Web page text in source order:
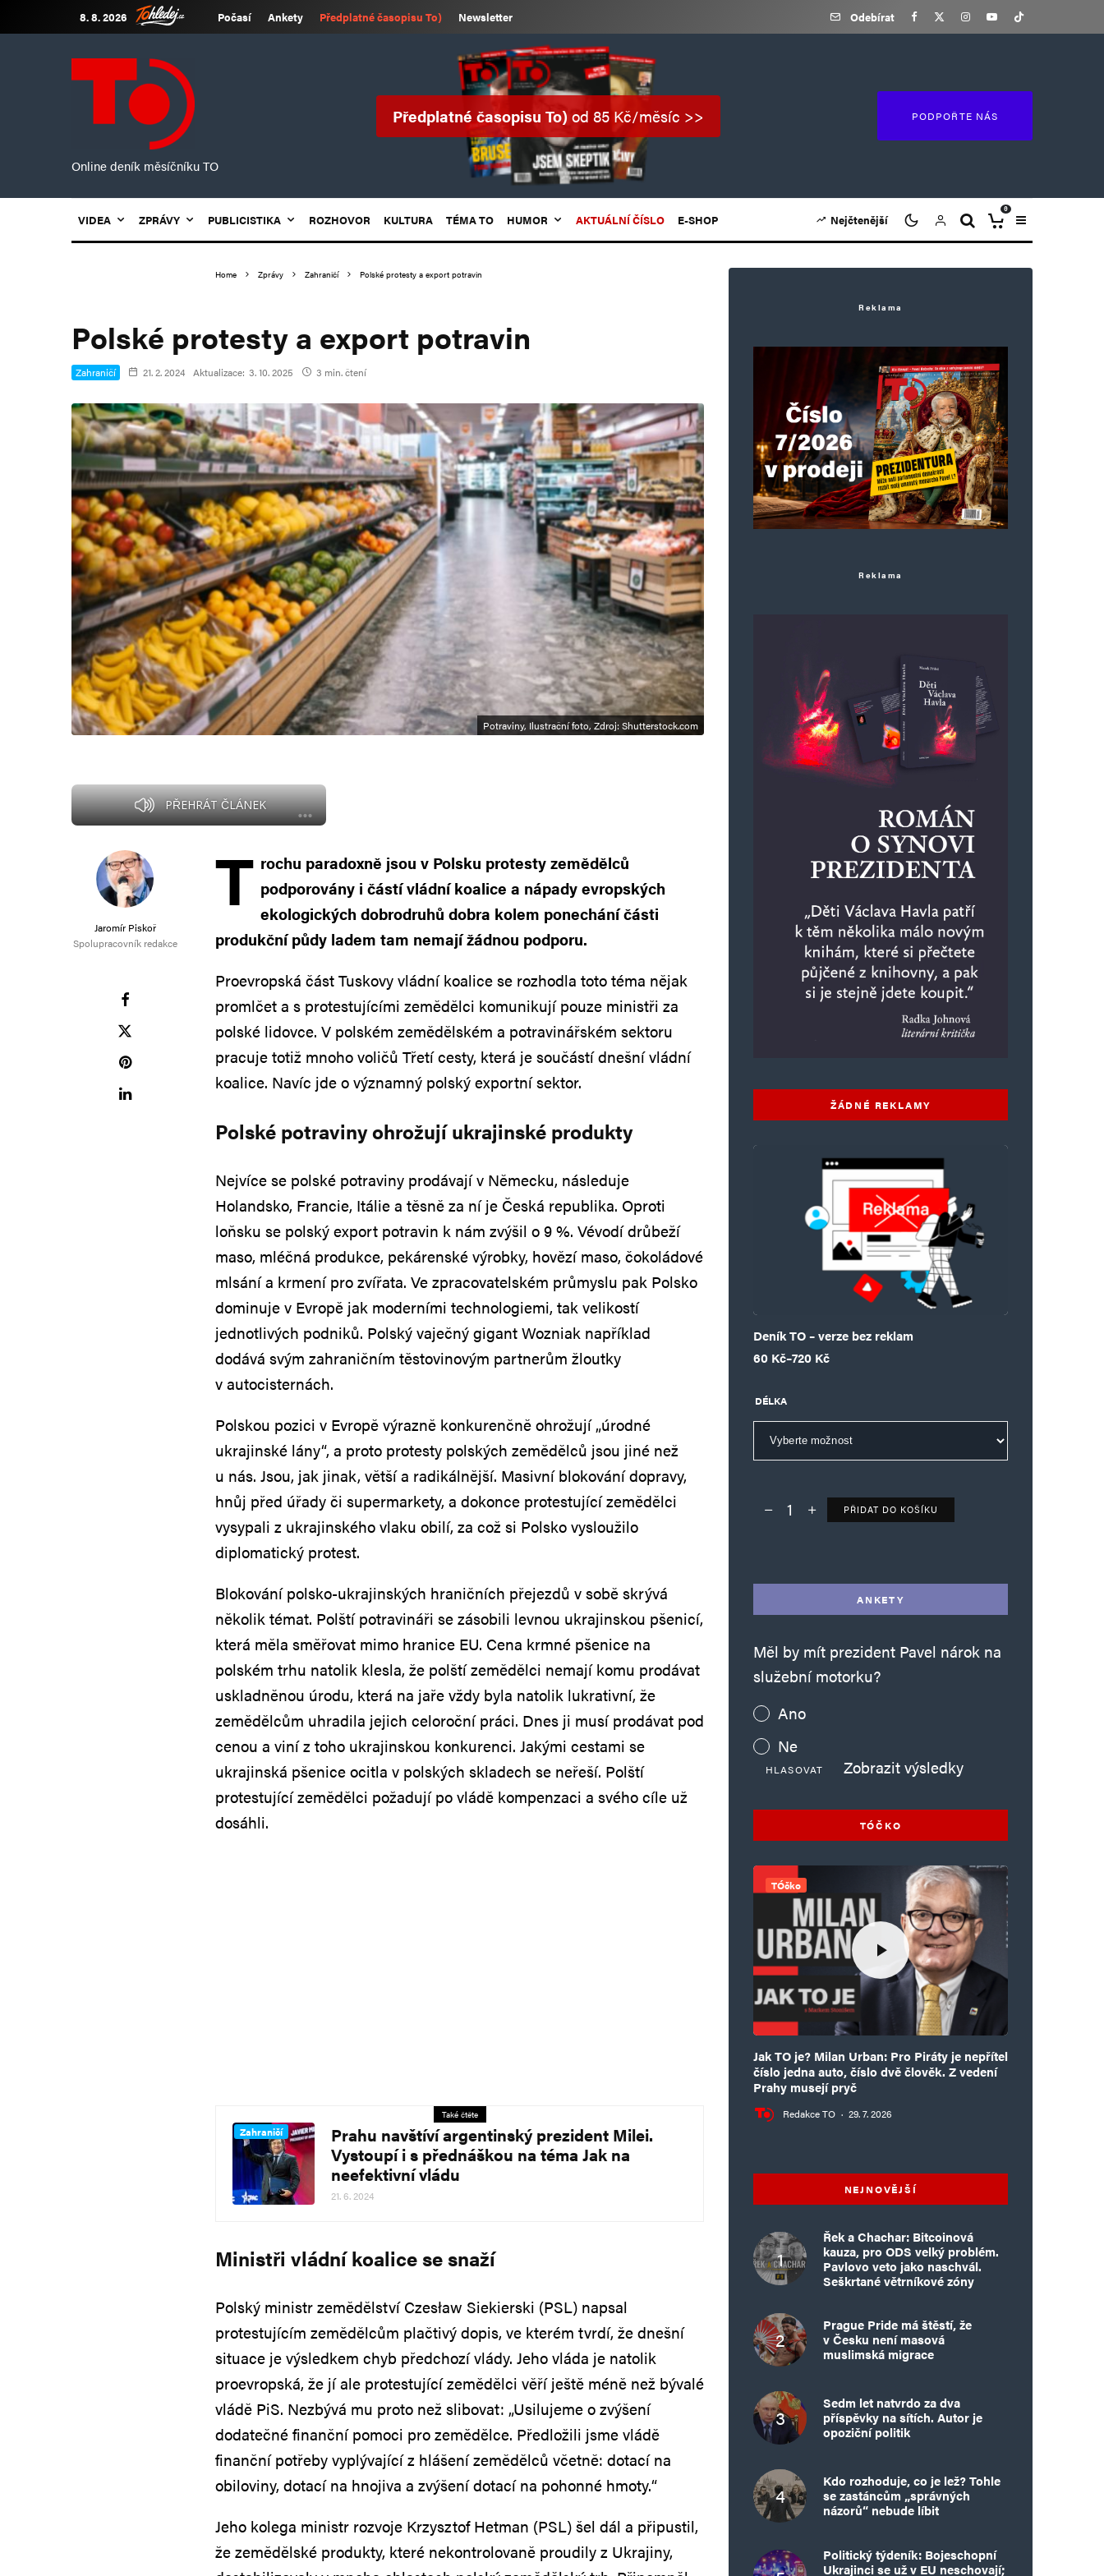
8. 8. 2026 Počasí Ankety Předplatné časopisu To) Newsletter Odebírat
Online deník měsíčníku TO
Předplatné časopisu To)od 85 Kč/měsíc >> PODPOŘTE NÁS
VIDEA ZPRÁVY PUBLICISTIKA ROZHOVOR KULTURA TÉMA TO HUMOR AKTUÁLNÍ ČÍSLO E-SHOP Nejčtenější
0
Home Zprávy Zahraničí Polské protesty a export potravin
Polské protesty a export potravin
Zahraničí 21. 2. 2024 Aktualizace: 3. 10. 2025 3 min. čtení
Potraviny, Ilustrační foto, Zdroj: Shutterstock.com
PŘEHRÁT ČLÁNEK
Jaromír Piskoř
Spolupracovník redakce
T rochu paradoxně jsou v Polsku protesty zemědělců
podporovány i částí vládní koalice a nápady evropských
ekologických dobrodruhů dobra kolem ponechání části
produkční půdy ladem tam nemají žádnou podporu.
Proevropská část Tuskovy vládní koalice se rozhodla toto téma nějak
promlčet a s protestujícími zemědělci komunikují pouze ministři za
polské lidovce. V polském zemědělském a potravinářském sektoru
pracuje totiž mnoho voličů Třetí cesty, která je součástí dnešní vládní
koalice. Navíc jde o významný polský exportní sektor.
Polské potraviny ohrožují ukrajinské produkty
Nejvíce se polské potraviny prodávají v Německu, následuje
Holandsko, Francie, Itálie a těsně za ní je Česká republika. Oproti
loňsku se polský export potravin k nám zvýšil o 9 %. Vévodí drůbeží
maso, mléčná produkce, pekárenské výrobky, hovězí maso, čokoládové
mlsání a krmení pro zvířata. Ve zpracovatelském průmyslu pak Polsko
dominuje v Evropě jak moderními technologiemi, tak velikostí
jednotlivých podniků. Polský vaječný gigant Wozniak například
dodává svým zahraničním těstovinovým partnerům žloutky
v autocisternách.
Polskou pozici v Evropě výrazně konkurenčně ohrožují „úrodné
ukrajinské lány“, a proto protesty polských zemědělců jsou jiné než
u nás. Jsou, jak jinak, větší a radikálnější. Masivní blokování dopravy,
hnůj před úřady či supermarkety, a dokonce protestující zemědělci
vysypali z ukrajinského vlaku obilí, za což si Polsko vysloužilo
diplomatický protest.
Blokování polsko-ukrajinských hraničních přejezdů v sobě skrývá
několik témat. Polští potravináři se zásobili levnou ukrajinskou pšenicí,
která měla směřovat mimo hranice EU. Cena krmné pšenice na
polském trhu natolik klesla, že polští zemědělci nemají komu prodávat
uskladněnou úrodu, která na jaře vždy byla natolik lukrativní, že
zemědělcům uhradila jejich celoroční práci. Dnes ji musí prodávat pod
cenou a viní z toho ukrajinskou konkurenci. Jakými cestami se
ukrajinská pšenice ocitla v polských skladech se neřeší. Polští
protestující zemědělci požadují po vládě kompenzaci a svého cíle už
dosáhli.
Také čtěte
Zahraničí
Prahu navštíví argentinský prezident Milei.
Vystoupí i s přednáškou na téma Jak na
neefektivní vládu
21. 6. 2024
Ministři vládní koalice se snaží
Polský ministr zemědělství Czesław Siekierski (PSL) napsal
protestujícím zemědělcům plačtivý dopis, ve kterém tvrdí, že dnešní
situace je výsledkem chyb předchozí vlády. Jeho vláda je natolik
proevropská, že jí ale protestující zemědělci věří ještě méně než bývalé
vládě PiS. Nezbývá mu proto než slibovat: „Usilujeme o zvýšení
dodatečné finanční pomoci pro zemědělce. Předložili jsme vládě
finanční potřeby vyplývající z hlášení zemědělců včetně: dotací na
obiloviny, dotací na hnojiva a zvýšení dotací na pohonné hmoty.“
Jeho kolega ministr rozvoje Krzysztof Hetman (PSL) šel dál a připustil,
že zemědělské produkty, které nekontrolovaně proudily z Ukrajiny,
Reklama
Reklama
ŽÁDNÉ REKLAMY
Deník TO – verze bez reklam
60 Kč–720 Kč
Rozpětí cen: 60 Kč až 720 Kč
DÉLKA
Deník TO – verze bez reklam množství
PŘIDAT DO KOŠÍKU
ANKETY
Měl by mít prezident Pavel nárok na
služební motorku?
Ano
Ne
HLASOVAT Zobrazit výsledky
TÓČKO
TÓčko
Jak TO je? Milan Urban: Pro Piráty je nepřítel
číslo jedna auto, číslo dvě člověk. Z vedení
Prahy musejí pryč
Redakce TO · 29. 7. 2026
NEJNOVĚJŠÍ
Řek a Chachar: Bitcoinová
kauza, pro ODS velký problém.
Pavlovo veto jako naschvál.
Seškrtané větrníkové zóny
Prague Pride má štěstí, že
v Česku není masová
muslimská migrace
Sedm let natvrdo za dva
příspěvky na sítích. Autor je
opoziční politik
Kdo rozhoduje, co je lež? Tohle
se zastáncům „správných
názorů“ nebude líbit
Politický týdeník: Bojeschopní
Ukrajinci se už v EU neschovají;